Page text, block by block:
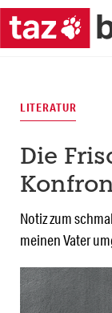
LITERATUR
Die
Notiz zum
meinen Vater